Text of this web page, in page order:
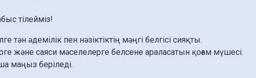
тілейміз!
әдемілік пен нәзіктіктің мәңгі белгісі сияқты.
және саяси мәселелерге белсене араласатын қоғам мүшесі.
маңыз беріледі.